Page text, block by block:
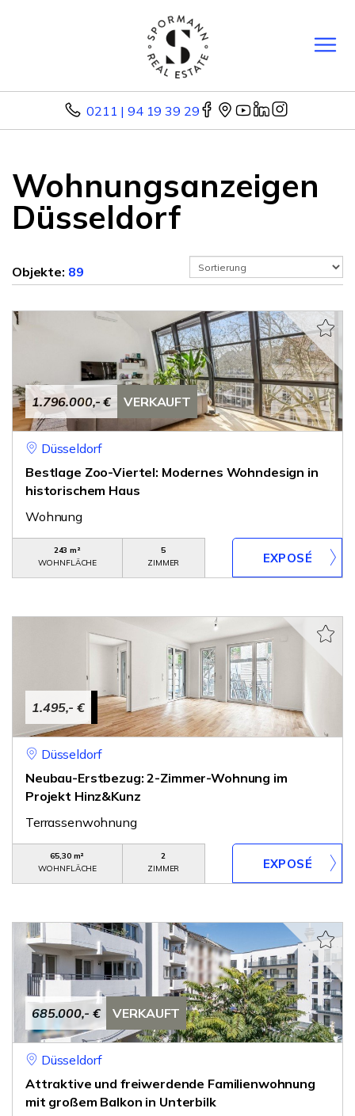
0211 | 94 19 39 29
Wohnungsanzeigen
Düsseldorf
Objekte: 89
1.796.000,- € VERKAUFT
Düsseldorf
Bestlage Zoo-Viertel: Modernes Wohndesign in
historischem Haus
Wohnung
243 m²
WOHNFLÄCHE
5
ZIMMER
1.495,- €
Düsseldorf
Neubau-Erstbezug: 2-Zimmer-Wohnung im
Projekt Hinz&Kunz
Terrassenwohnung
65,30 m²
WOHNFLÄCHE
2
ZIMMER
685.000,- € VERKAUFT
Düsseldorf
Attraktive und freiwerdende Familienwohnung
mit großem Balkon in Unterbilk